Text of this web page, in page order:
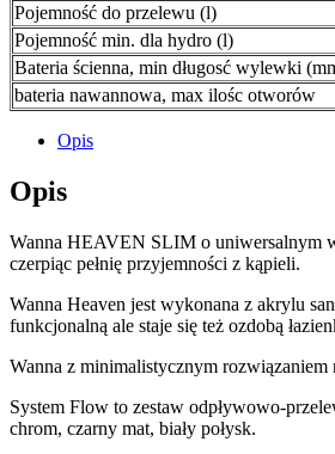
Pojemność do przelewu (l)
Pojemność min. dla hydro (l)
Bateria ścienna, min długosć wylewki
bateria nawannowa, max ilośc otworów
Opis
Opis
Wanna HEAVEN SLIM o uniwersalnym
czerpiąc pełnię przyjemności z kąpieli.
Wanna Heaven jest wykonana z akrylu
funkcjonalną ale staje się też ozdobą
Wanna z minimalistycznym
System Flow to zestaw odpływowo-
chrom, czarny mat, biały połysk.